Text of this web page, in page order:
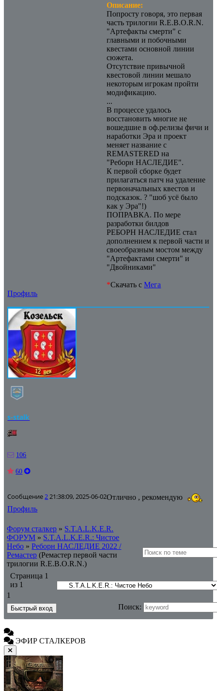
Описание:
Попросту говоря, это первая
часть трилогии R.E.B.O.R.N.
"Артефакты смерти" с
главными и побочными
квестами основной линии
сюжета.
Отсутствие привычной
квестовой линии мешало
некоторым игрокам пройти
модификацию.
...
В процессе удалось
восстановить многие не
вошедшие в оф.релизы фичи и
наработки Эра и проект
меняет название с
REMASTERED на
"Реборн НАСЛЕДИЕ".
К первой сборке будет
прилагаться патч на удаление
первоначальных квестов и
подсказок. ? "шоб усё было
как у Эра"!)
ПОПРАВКА. По мере
разработки билдов
РЕБОРН НАСЛЕДИЕ стал
дополнением к первой части и
своеобразным мостом между
"Артефактами смерти" и
"Двойниками"
*Скачать сМега
Профиль
s-stalk
106
60
Сообщение221:38:09, 2025-06-02Отлично , рекомендую
Профиль
Форум сталкер » S.T.A.L.K.E.R.
ФОРУМ » S.T.A.L.K.E.R.: Чистое
Небо » Реборн НАСЛЕДИЕ 2022 /
Ремастер (Ремастер первой части
трилогии R.E.B.O.R.N.)
Страница 1
из 1
1
Поиск:
ЭФИР СТАЛКЕРОВ